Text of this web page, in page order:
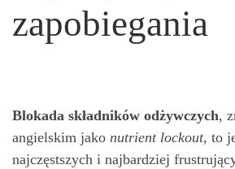
zapobiegania
Blokada składników odżywczych,
angielskim jako nutrient lockout, to
najczęstszych i najbardziej